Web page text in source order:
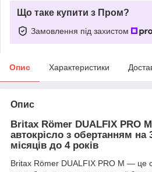
Що таке купити з Пром?
Замовлення під захистом
Опис Характеристики
Опис
Britax Römer DUALFIX PRO
автокрісло з обертанням на
місяців до 4 років
Britax Römer DUALFIX PRO M — це